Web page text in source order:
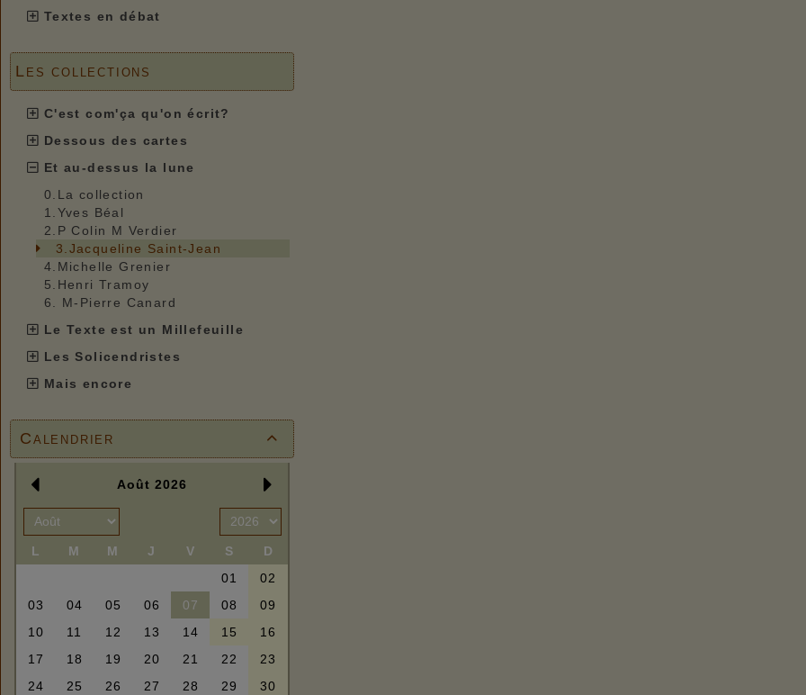
Textes en débat
Les collections
C'est com'ça qu'on écrit?
Dessous des cartes
Et au-dessus la lune
0.La collection
1.Yves Béal
2.P Colin M Verdier
3.Jacqueline Saint-Jean
4.Michelle Grenier
5.Henri Tramoy
6. M-Pierre Canard
Le Texte est un Millefeuille
Les Solicendristes
Mais encore

Calendrier